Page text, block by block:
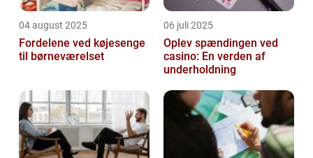
04 august 2025
Fordelene ved køjesenge
til børneværelset
06 juli 2025
Oplev spændingen ved
casino: En verden af
underholdning